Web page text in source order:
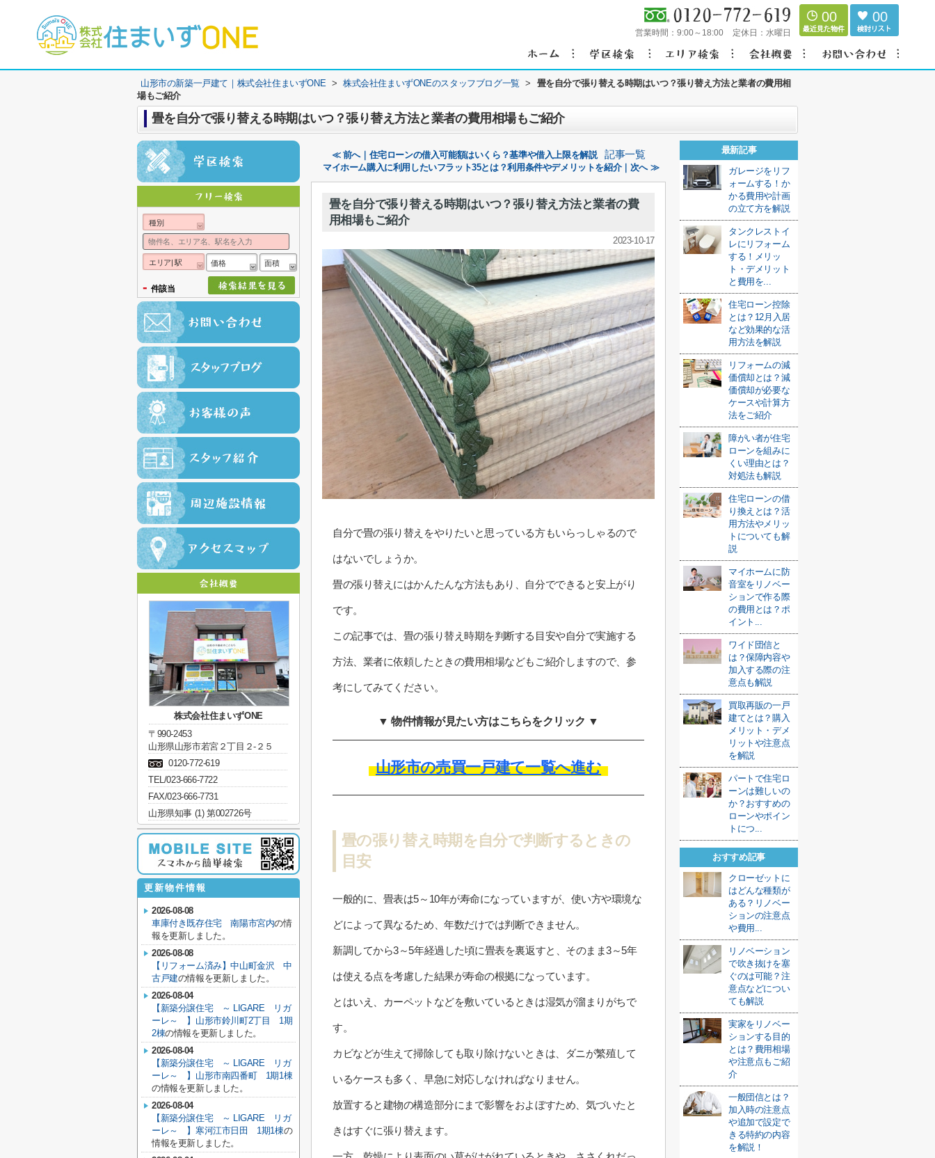
営業時間： 9:00～18:00 定休日： 水曜日
00 00
山形市の新築一戸建て｜株式会社住まいずONE > 株式会社住まいずONEのスタッフブログ一覧 >
畳を自分で張り替える時期はいつ？張り替え方法と業者の費用相
場もご紹介
畳を自分で張り替える時期はいつ？張り替え方法と業者の費用相場もご紹介
≪ 前へ｜住宅ローンの借入可能額はいくら？基準や借入上限を解説 記事一覧
マイホーム購入に利用したいフラット35とは？利用条件やデメリットを紹介｜次へ ≫
畳を自分で張り替える時期はいつ？張り替え方法と業者の費
用相場もご紹介
2023-10-17
自分で畳の張り替えをやりたいと思っている方もいらっしゃるので
はないでしょうか。
畳の張り替えにはかんたんな方法もあり、自分でできると安上がり
です。
この記事では、畳の張り替え時期を判断する目安や自分で実施する
方法、業者に依頼したときの費用相場などもご紹介しますので、参
考にしてみてください。
▼ 物件情報が見たい方はこちらをクリック ▼
山形市の売買一戸建て一覧へ進む
畳の張り替え時期を自分で判断するときの
目安
一般的に、畳表は5～10年が寿命になっていますが、使い方や環境な
どによって異なるため、年数だけでは判断できません。
新調してから3～5年経過した頃に畳表を裏返すと、そのまま3～5年
は使える点を考慮した結果が寿命の根拠になっています。
とはいえ、カーペットなどを敷いているときは湿気が溜まりがちで
す。
カビなどが生えて掃除しても取り除けないときは、ダニが繁殖して
いるケースも多く、早急に対応しなければなりません。
放置すると建物の構造部分にまで影響をおよぼすため、気づいたと
きはすぐに張り替えます。
最新記事
ガレージをリフ
ォームする！か
かる費用や計画
の立て方を解説
タンクレストイ
レにリフォーム
する！メリッ
ト・デメリット
と費用を...
住宅ローン控除
とは？12月入居
など効果的な活
用方法を解説
リフォームの減
価償却とは？減
価償却が必要な
ケースや計算方
法をご紹介
障がい者が住宅
ローンを組みに
くい理由とは？
対処法も解説
住宅ローンの借
り換えとは？活
用方法やメリッ
トについても解
説
マイホームに防
音室をリノベー
ションで作る際
の費用とは？ポ
イント...
ワイド団信と
は？保障内容や
加入する際の注
意点も解説
買取再販の一戸
建てとは？購入
メリット・デメ
リットや注意点
を解説
パートで住宅ロ
ーンは難しいの
か？おすすめの
ローンやポイン
トにつ...
おすすめ記事
クローゼットに
はどんな種類が
ある？リノベー
ションの注意点
や費用...
リノベーション
で吹き抜けを塞
ぐのは可能？注
意点などについ
ても解説
実家をリノベー
ションする目的
とは？費用相場
や注意点もご紹
介
一般団信とは？
加入時の注意点
や追加で設定で
きる特約の内容
を解説！
種別
エリア| 駅 価格 面積
- 件該当
株式会社住まいずONE
〒990-2453
山形県山形市若宮２丁目２-２５
0120-772-619
TEL/023-666-7722
FAX/023-666-7731
山形県知事 (1) 第002726号
更新物件情報
2026-08-08
車庫付き既存住宅 南陽市宮内の情
報を更新しました。
2026-08-08
【リフォーム済み】中山町金沢 中
古戸建の情報を更新しました。
2026-08-04
【新築分譲住宅 ～ LIGARE リガ
ーレ～ 】山形市鈴川町2丁目 1期
2棟の情報を更新しました。
2026-08-04
【新築分譲住宅 ～ LIGARE リガ
ーレ～ 】山形市南四番町 1期1棟
の情報を更新しました。
2026-08-04
【新築分譲住宅 ～ LIGARE リガ
ーレ～ 】寒河江市日田 1期1棟の
情報を更新しました。